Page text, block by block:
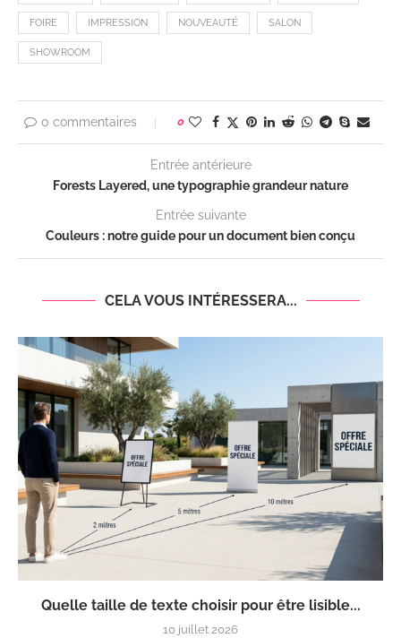
FOIRE IMPRESSION NOUVEAUTÉ SALON
SHOWROOM
0 commentaires 0
Entrée antérieure
Forests Layered, une typographie grandeur nature
Entrée suivante
Couleurs : notre guide pour un document bien conçu
CELA VOUS INTÉRESSERA...
Quelle taille de texte choisir pour être lisible...
10 juillet 2026